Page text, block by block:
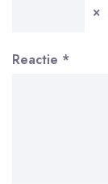
×
Reactie *